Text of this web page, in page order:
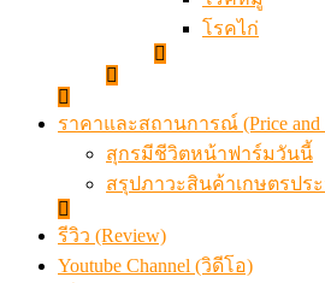
โรคไก่
ราคาและสถานการณ์ (Price and
สุกรมีชีวิตหน้าฟาร์มวันนี้
สรุปภาวะสินค้าเกษตรปร
รีวิว (Review)
Youtube Channel (วิดีโอ)